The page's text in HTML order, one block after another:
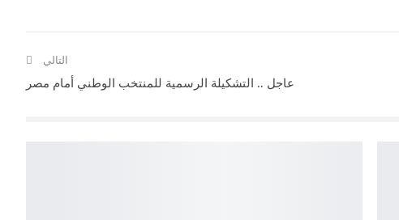
التالي
عاجل .. التشكيلة الرسمية للمنتخب الوطني أمام مصر